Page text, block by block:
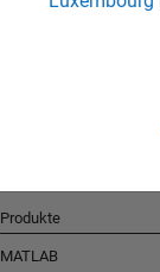
Produkte
MATLAB